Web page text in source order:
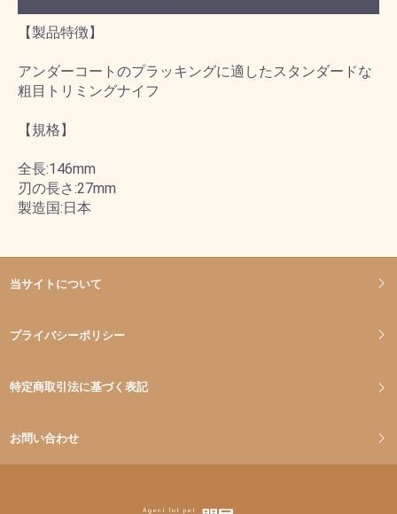
【製品特徴】
アンダーコートのプラッキングに適したスタンダードな
粗目トリミングナイフ
【規格】
全長:146mm
刃の長さ:27mm
製造国:日本
当サイトについて
プライバシーポリシー
特定商取引法に基づく表記
お問い合わせ